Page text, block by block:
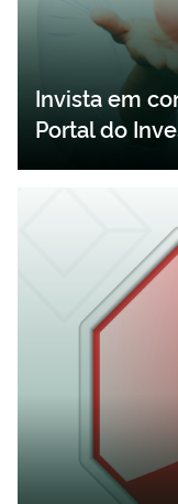
Invista em
Portal do